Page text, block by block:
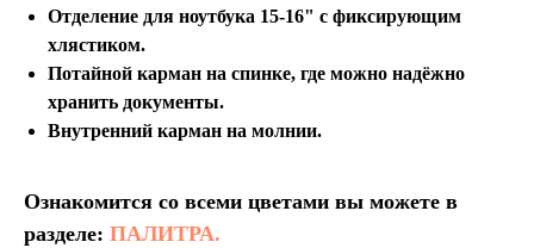
Отделение для ноутбука 15-16" с фиксирующим
хлястиком.
Потайной карман на спинке, где можно надёжно
хранить документы.
Внутренний карман на молнии.
Ознакомится со всеми цветами вы можете в
разделе: ПАЛИТРА.